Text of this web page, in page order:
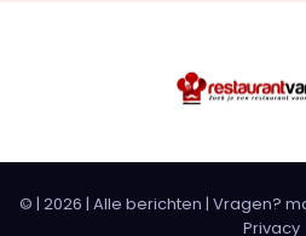
© | 2026 | Alle berichten | Vragen?
Privacy